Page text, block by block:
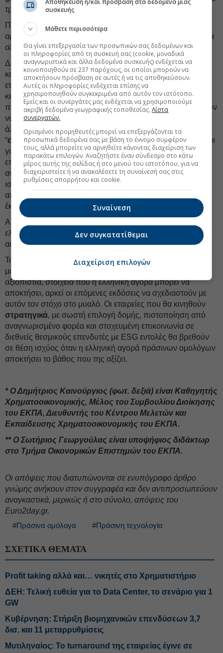
τρεις συγκεκριμένους
Πρώτον, οι εκδόσεις είναι
αριθμός συναλλαγών ώστε να αναδειχθεί κάποιο στατιστικά
αξιόπιστο μοτίβο τιμολόγησης.
Δεύτερον, οικαμπύλες αποδόσεωνείναι
κατακερματισμένες: τα υπάρχοντα ομόλογα ανήκουν σε
ετερογενείς δομικές κατηγορίες π.χ. Tier 2 τραπεζικά
κεφάλαια, Sustainability-Linked Bonds, Senior Preferred
που δεν είναι μεταξύ τους συγκρίσιμες, και άρα δεν μπορούν
να χρησιμοποιηθούν ως σημείο αναφοράς το ένα για το
άλλο. Τρίτον, η τιμολόγηση κυριαρχείται από το λεγόμενο
“debut effect”: καθώς οι περισσότεροι εκδότες εμφανίζονται
για πρώτη φορά στην αγορά πράσινων ομολόγων, οι
επενδυτές ζητούν υψηλότερο αρχικό κουπόνι ως
αντιστάθμισμα της αβεβαιότητας και της ανεπαρκούς
ιστορικής πληροφορίας με αποτέλεσμα που ουσιαστικά
απαλείφει κάθε πιθανό greenium ήδη από την πρώτη
έκδοση.
Αυτή η διάγνωση, ωστόσο, δεν αποτελεί αντίλογο στην
ελληνική πράσινη χρηματοδότηση, αντίθετα, αναδεικνύει
ακριβώς τι χρειάζεται για ναωριμάσειη αγορά.
Το greenium δεν είναι δεδομένο· είναι κατάκτηση. Χτίζεται
μέσα από συνέπεια εκδόσεων, δομική ομοιογένεια και
αξιοπιστία, στοιχεία που η ελληνική αγορά μπορεί να
αποκτήσει, αρκεί οι επόμενες εκδόσεις να σχεδιαστούν με
αυτόν τον στόχο στο μυαλό. Οι εταιρείες που θα κινηθούν
στρατηγικά, με σωστή επιλογή δομής, πιστοποίηση από
αναγνωρισμένο φορέα και στοχευμένη επικοινωνία σε
διεθνείς θεσμικούς επενδυτές με ESG εντολές θα βρεθούν
σε θέση ισχύος όταν η ελληνική αγορά πράσινων ομολόγων
αποκτήσει το βάθος που της αξίζει.
* Ο Δημήτριος Καινούργιος (φωτ. δεξιά) είναι Καθηγητής
Χρηματοοικονομικής, Μέλος του Συμβουλίου Διοίκησης
του ΕΚΠΑ, Διευθυντής του Κέντρου Μελετών και
Εκπαίδευσης Χρηματοοικονομικής του ΕΚΠΑ.
** Ο Σωτήριος Γεωργούλας είναι υποψήφιος διδάκτωρ
στο Τμήμα Οικονομικών Επιστημών του ΕΚΠΑ.
Oι απόψεις που διατυπώνονται σε ενυπόγραφο άρθρο
γνώμης ανήκουν στον συγγραφέα και δεν αντιπροσωπεύουν
αναγκαστικά, μερικώς ή στο σύνολο, απόψεις του
Euro2day.gr.
#Πράσινα ομόλογα
#Πράσινη τεχνολογία
ΣΧΕΤΙΚΑ ΘΕΜΑΤΑ
Profit taking αλλά και… νικητές στο Χρηματιστήριο
ΔΕΗ: Τελική ευθεία για το Data Center, το σενάριο για 1
GW
Κυβέρνηση: Στήριξη βιομηχανικών επενδύσεων 3,7
δισ. και 11 μεταρρυθμίσεις
Μυτιληναίος: Το turnaround της εταιρείας έγινε σε
Αποθήκευση ή/και πρόσβαση στα δεδομένα μιας
συσκευής
Μάθετε περισσότερα
Θα γίνει επεξεργασία των προσωπικών σας δεδομένων και
οι πληροφορίες από τη συσκευή σας (cookie, μοναδικά
αναγνωριστικά και άλλα δεδομένα συσκευής) ενδέχεται να
κοινοποιηθούν σε 237 παρόχους, οι οποίοι μπορούν να
αποκτήσουν πρόσβαση σε αυτές ή να τις αποθηκεύσουν.
Αυτές οι πληροφορίες ενδέχεται επίσης να
χρησιμοποιηθούν συγκεκριμένα από αυτόν τον ιστότοπο.
Εμείς και οι συνεργάτες μας ενδέχεται να χρησιμοποιούμε
ακριβή δεδομένα γεωγραφικής τοποθεσίας.Λίστα
συνεργατών.
Ορισμένοι προμηθευτές μπορεί να επεξεργάζονται τα
προσωπικά δεδομένα σας με βάση το έννομο συμφέρον
τους, αλλά μπορείτε να αρνηθείτε κάνοντας διαχείριση των
παρακάτω επιλογών. Αναζητήστε έναν σύνδεσμο στο κάτω
μέρος αυτής της σελίδας ή στο μενού του ιστοτόπου, για να
διαχειριστείτε ή να ανακαλέσετε τη συναίνεσή σας στις
ρυθμίσεις απορρήτου και cookie.
Συναίνεση
Δεν συγκατατίθεμαι
Διαχείριση επιλογών